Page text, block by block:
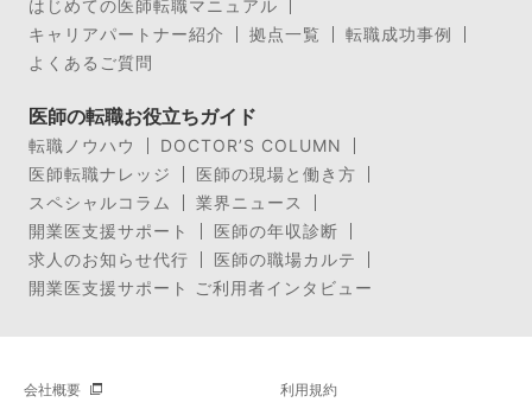
はじめての医師転職マニュアル
キャリアパートナー紹介
拠点一覧
転職成功事例
よくあるご質問
医師の転職お役立ちガイド
転職ノウハウ
DOCTOR’S COLUMN
医師転職ナレッジ
医師の現場と働き方
スペシャルコラム
業界ニュース
開業医支援サポート
医師の年収診断
求人のお知らせ代行
医師の職場カルテ
開業医支援サポート ご利用者インタビュー
会社概要 利用規約